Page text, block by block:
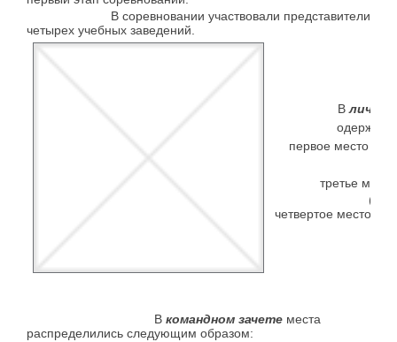
В соревновании участвовали представители
четырех учебных заведений.
В
одержали
первое место -
третье
четвертое место -
В командном зачете места
распределились следующим образом: